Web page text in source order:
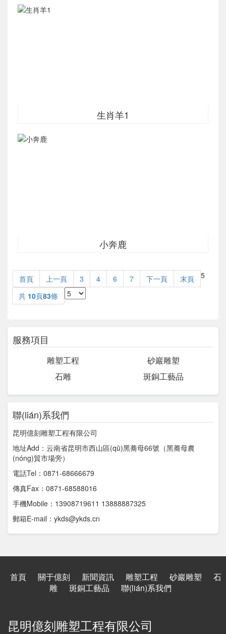
生肖羊1
小奔鹿
首頁 上一頁 3 4 5
6 7 下一頁
末頁
共 10頁83條
服務項目
雕塑工程
砂巖雕塑
石雕
斑銅工藝品
聯(lián)系我們
昆明億刻雕塑工程有限公司
地址Add：云南省昆明市西山區(qū)黑蕎母66號（黑蕎母農
(nóng)貿市場旁）
電話Tel：0871-68666679
傳真Fax：0871-68588016
手機Mobile：13908719611 13888887325
郵箱E-mail：ykds@ykds.cn
首頁 關于億刻 新聞資訊 雕塑工程 砂巖雕塑
石
雕
斑銅工藝品 聯(lián)系我們
昆明億刻雕塑工程有限公司